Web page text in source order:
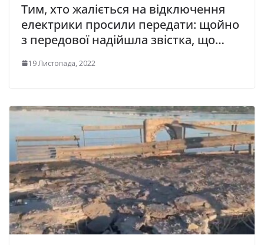
Тим, хто жаліється на відключення
електрики просили передати: щойно
з передової надійшла звістка, що…
19 Листопада, 2022